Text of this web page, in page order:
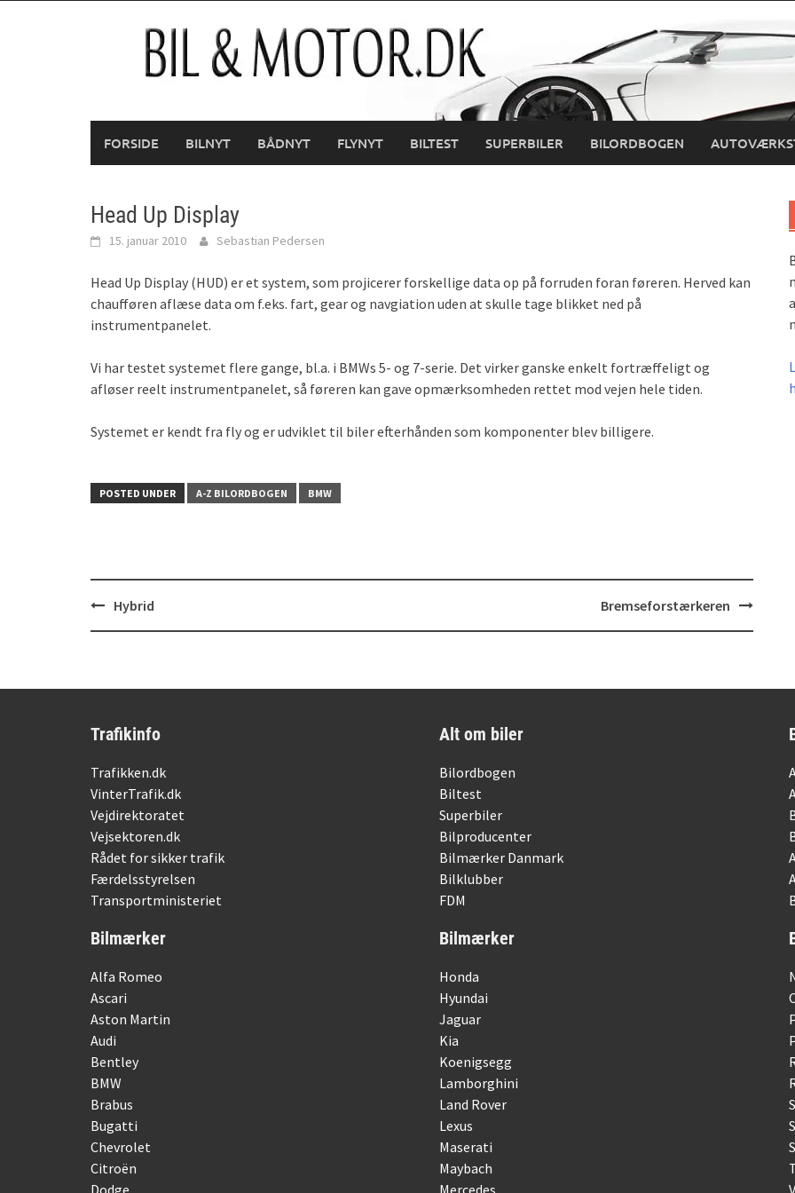
FORSIDE BILNYT BÅDNYT FLYNYT BILTEST SUPERBILER BILORDBOGEN
Head Up Display
15. januar 2010 Sebastian Pedersen
Head Up Display (HUD) er et system, som projicerer forskellige data op på forruden foran føreren. Herved kan
chaufføren aflæse data om f.eks. fart, gear og navgiation uden at skulle tage blikket ned på
instrumentpanelet.
Vi har testet systemet flere gange, bl.a. i BMWs 5- og 7-serie. Det virker ganske enkelt fortræffeligt og
afløser reelt instrumentpanelet, så føreren kan gave opmærksomheden rettet mod vejen hele tiden.
Systemet er kendt fra fly og er udviklet til biler efterhånden som komponenter blev billigere.
POSTED UNDER A-Z BILORDBOGEN BMW
PostHybrid Bremseforstærkeren
Trafikinfo
Trafikken.dk
VinterTrafik.dk
Vejdirektoratet
Vejsektoren.dk
Rådet for sikker trafik
Færdelsstyrelsen
Transportministeriet
Bilmærker
Alfa Romeo
Ascari
Aston Martin
Audi
Bentley
BMW
Brabus
Bugatti
Chevrolet
Citroën
Dodge
Alt om biler
Bilordbogen
Biltest
Superbiler
Bilproducenter
Bilmærker Danmark
Bilklubber
FDM
Bilmærker
Honda
Hyundai
Jaguar
Kia
Koenigsegg
Lamborghini
Land Rover
Lexus
Maserati
Maybach
Mercedes